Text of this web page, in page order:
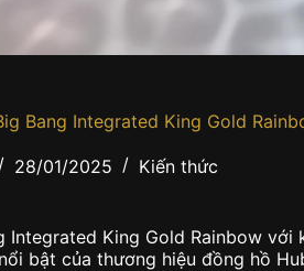
Bang Integrated King Gold
28/01/2025 Kiến thức
Integrated King Gold Rainbow
bật của thương hiệu đồng hồ